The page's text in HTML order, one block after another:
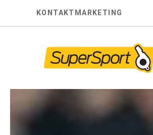
KONTAKT MARKETING